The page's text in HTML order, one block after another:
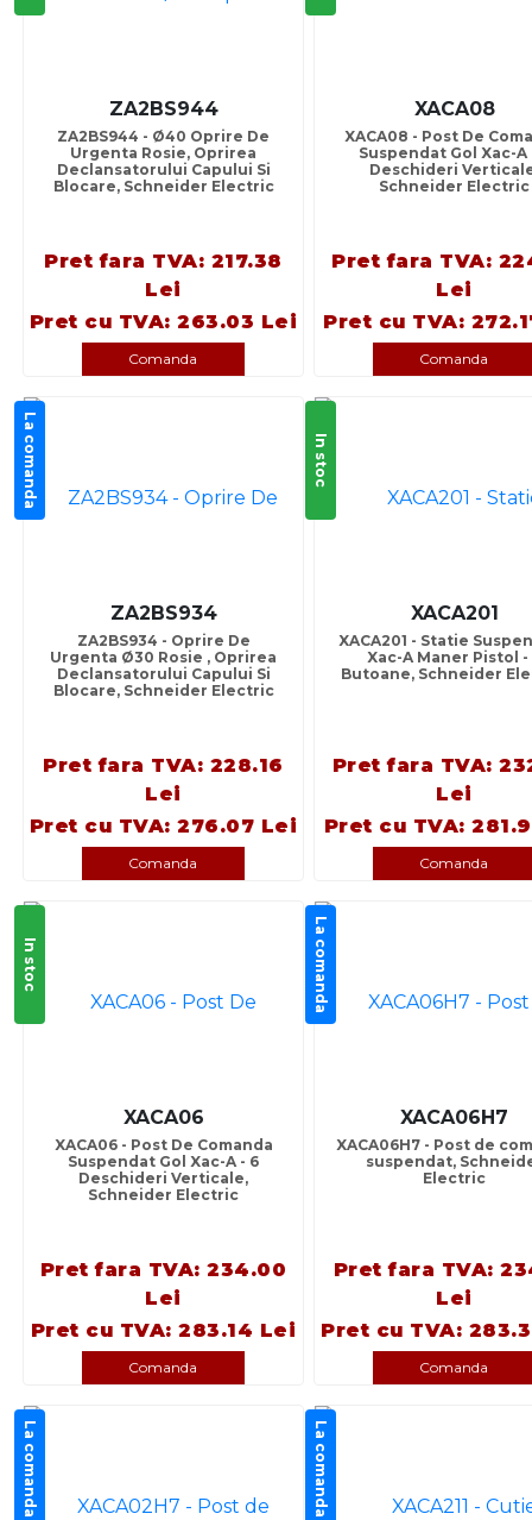
ZA2BS944
ZA2BS944 - Ø40 Oprire De
Urgenta Rosie, Oprirea
Declansatorului Capului Si
Blocare, Schneider Electric
Pret fara TVA: 217.38
Lei
Pret cu TVA: 263.03 Lei
Comanda
XACA08
XACA08 - Post De
Suspendat Gol Xac-A
Deschideri
Schneider Electric
Pret fara TVA:
Lei
Pret cu TVA:
Comanda
La comanda
ZA2BS934
ZA2BS934 - Oprire De
Urgenta Ø30 Rosie , Oprirea
Declansatorului Capului Si
Blocare, Schneider Electric
Pret fara TVA: 228.16
Lei
Pret cu TVA: 276.07 Lei
Comanda
In stoc
XACA201
XACA201 - Statie
Xac-A Maner Pistol -
Butoane, Schneider
Pret fara TVA:
Lei
Pret cu TVA:
Comanda
In stoc
XACA06
XACA06 - Post De Comanda
Suspendat Gol Xac-A - 6
Deschideri Verticale,
Schneider Electric
Pret fara TVA: 234.00
Lei
Pret cu TVA: 283.14 Lei
Comanda
La comanda
XACA06H7
XACA06H7 - Post de
suspendat,
Electric
Pret fara TVA:
Lei
Pret cu TVA:
Comanda
La comanda La comanda